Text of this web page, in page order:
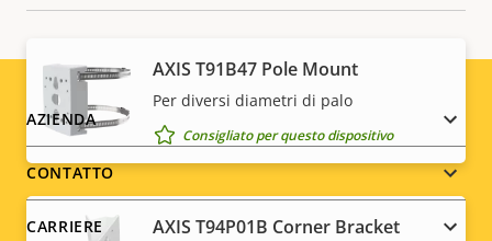
AXIS T91B47 Pole Mount
Per diversi diametri di palo
Consigliato per questo dispositivo
AXIS T94P01B Corner Bracket
Footer
menu
AZIENDA
CONTATTO
CARRIERE